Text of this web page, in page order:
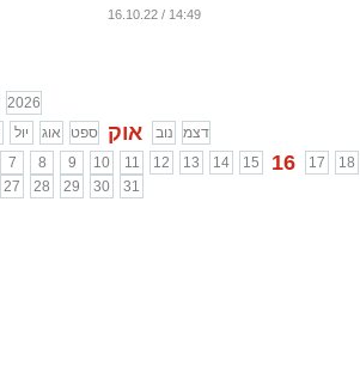
...
14:49 / 16.10.22
2026
יול אוג ספט אוק נוב
דצמ
7 8 9 10 11 12 13 14 15 16 17 18
27 28 29 30 31